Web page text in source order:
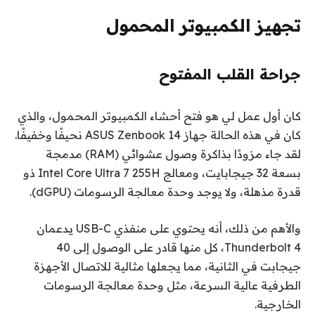
تجهيز الكمبيوتر المحمول
جراحة القلب المفتوح
كان أول عمل لي هو فتح أحشاء الكمبيوتر المحمول، والذي
كان في هذه الحالة جهاز ASUS Zenbook 14 نحيفًا وخفيفًا.
لقد جاء مزودًا بذاكرة وصول عشوائي (RAM) مدمجة
بسعة 32 جيجابايت، ومعالج Intel Core Ultra 7 255H ذو
قدرة مذهلة، ولا يوجد وحدة معالجة الرسومات (dGPU).
والأهم من ذلك، أنه يحتوي على منفذي USB-C يدعمان
Thunderbolt 4،
كل منها قادر على الوصول إلى 40
جيجابت في الثانية، مما يجعلها مثالية للاتصال الأجهزة
الطرفية عالية السرعة، مثل وحدة معالجة الرسومات
الخارجية.